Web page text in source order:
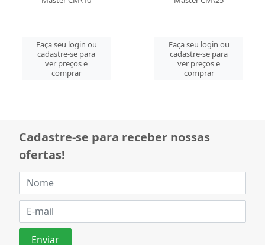
Faça seu login ou
cadastre-se para
ver preços e
comprar
Faça seu login ou
cadastre-se para
ver preços e
comprar
Cadastre-se para receber nossas
ofertas!